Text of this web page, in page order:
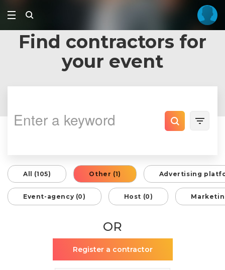
Find contractors for
your event
All (105) Other (1) Advertising
Event-agency (0) Host (0)
OR
Register a contractor